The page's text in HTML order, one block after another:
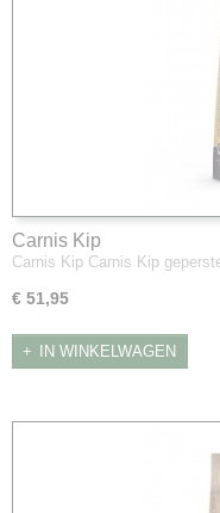
Carnis Kip
Carnis Kip Carnis Kip
€ 51,95
IN WINKELWAGEN